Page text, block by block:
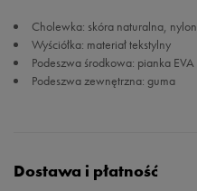
46 2/3 30 cm
47 1/3 30,5 cm
49 1/3 32 cm
Cholewka: skóra naturalna, nylon
Wyściółka: materiał tekstylny
Podeszwa środkowa: pianka EVA
Podeszwa zewnętrzna: guma
Dostawa i płatność